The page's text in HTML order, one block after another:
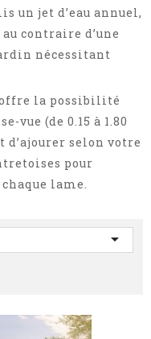
un jet d’eau annuel,
contraire d’une
nécessitant
la possibilité
vue (de 0.15 à 1.80
d’ajourer selon votre
pour
lame.
